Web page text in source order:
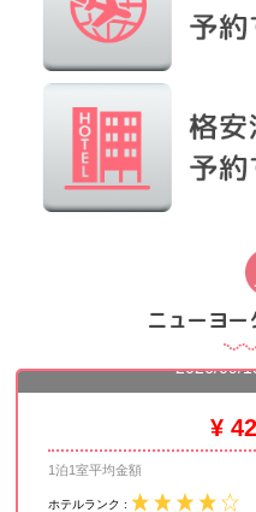
ニューヨ
ザ マンハッタン
2026/09/
¥
1泊1室平均金額
ホテルランク :